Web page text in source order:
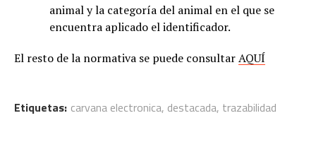
animal y la categoría del animal en el que se
encuentra aplicado el identificador.
El resto de la normativa se puede consultarAQUÍ
Etiquetas: carvana electronica, destacada, trazabilidad